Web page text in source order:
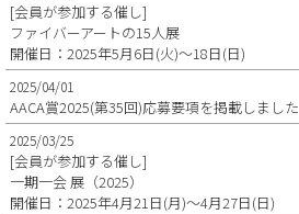
[会員が参加する催し]
ファイバーアートの15人展
開催日：2025年5月6日(火)～18日(日)
2025/04/01
AACA賞2025(第35回)応募要項を掲載しました
2025/03/25
[会員が参加する催し]
一期一会 展（2025）
開催日：2025年4月21日(月)～4月27日(日)